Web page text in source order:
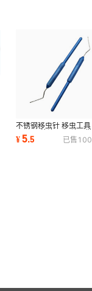
不锈钢移虫针 移虫工具
王工具 养蜂工具 蜂具
实用耐用
¥5.5 已售